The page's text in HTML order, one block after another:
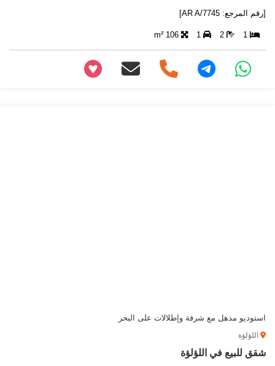
[رقم المرجع: AR A/7745]
1
2
1
106 m²
استوديو مذهل مع شرفة وإطلالات على البحر
اللؤلؤة
شقق للبيع في اللؤلؤة